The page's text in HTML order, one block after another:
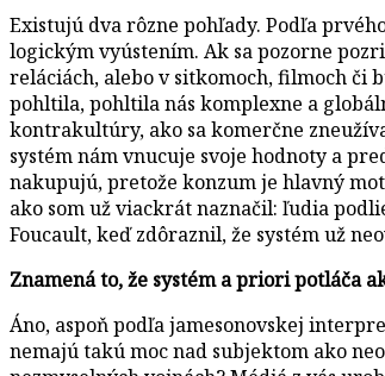
Existujú dva rôzne pohľady. Podľa
logickým vyústením. Ak sa pozorne
reláciách, alebo v sitkomoch, filmoch či
pohltila, pohltila nás komplexne a
kontrakultúry, ako sa komerčne
systém nám vnucuje svoje hodnoty a
nakupujú, pretože konzum je hlavný
ako som už viackrát naznačil: ľudia
Foucault, keď zdôraznil, že systém už
Znamená to, že systém a priori potláča
Áno, aspoň podľa jamesonovskej
nemajú takú moc nad subjektom ako